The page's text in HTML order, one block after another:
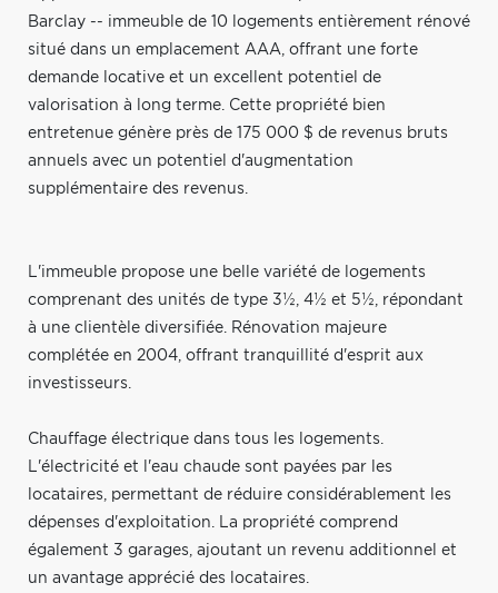
Barclay -- immeuble de 10 logements entièrement rénové
situé dans un emplacement AAA, offrant une forte
demande locative et un excellent potentiel de
valorisation à long terme. Cette propriété bien
entretenue génère près de 175 000 $ de revenus bruts
annuels avec un potentiel d'augmentation
supplémentaire des revenus.
L'immeuble propose une belle variété de logements
comprenant des unités de type 3½, 4½ et 5½, répondant
à une clientèle diversifiée. Rénovation majeure
complétée en 2004, offrant tranquillité d'esprit aux
investisseurs.
Chauffage électrique dans tous les logements.
L'électricité et l'eau chaude sont payées par les
locataires, permettant de réduire considérablement les
dépenses d'exploitation. La propriété comprend
également 3 garages, ajoutant un revenu additionnel et
un avantage apprécié des locataires.